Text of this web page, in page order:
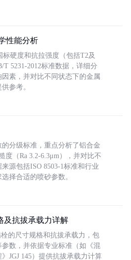
性能分析
硬度和抗拉强度（包括T2及
T 5231-2012标准数据，详细分
素，并对比不同状态下的金属
参考。
分级标准，重点分析了铝合金
度（Ra 3.2-6.3μm），并对比不
源包括ISO 8503-1标准和行业
择合适的喷砂参数。
及抗拔承载力详解
的尺寸规格和抗拔承载力，包
数，并依据专业标准（如《混
JGJ 145）提供抗拔承载力计算